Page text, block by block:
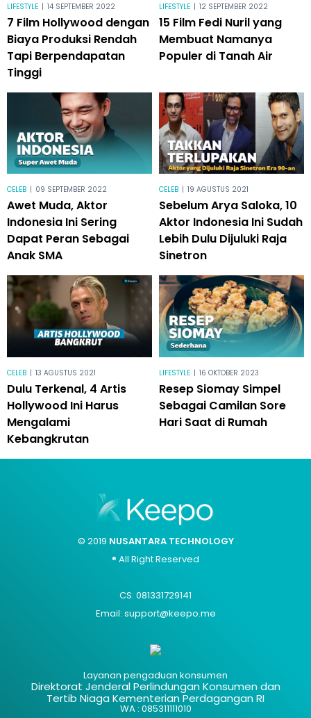
LIFESTYLE | 14 SEPTEMBER 2022
7 Film Hollywood dengan
Biaya Produksi Rendah
Tapi Berpendapatan
Tinggi
LIFESTYLE | 12 SEPTEMBER 2022
15 Film Fedi Nuril yang
Membuat Namanya
Populer di Tanah Air
CELEB | 09 SEPTEMBER 2022
Awet Muda, Aktor
Indonesia Ini Sering
Dapat Peran Sebagai
Anak SMA
CELEB | 19 AGUSTUS 2021
Sebelum Arya Saloka, 10
Aktor Indonesia Ini Sudah
Lebih Dulu Dijuluki Raja
Sinetron
CELEB | 13 AGUSTUS 2021
Dulu Terkenal, 4 Artis
Hollywood Ini Harus
Mengalami
Kebangkrutan
LIFESTYLE | 16 OKTOBER 2023
Resep Siomay Simpel
Sebagai Camilan Sore
Hari Saat di Rumah
© 2019 NUSANTARA TECHNOLOGY
® All Right Reserved
CS: 081331729141
Email: support@keepo.me
Layanan pengaduan konsumen
Direktorat Jenderal Perlindungan Konsumen dan
Tertib Niaga Kementerian Perdagangan RI
WA : 085311111010